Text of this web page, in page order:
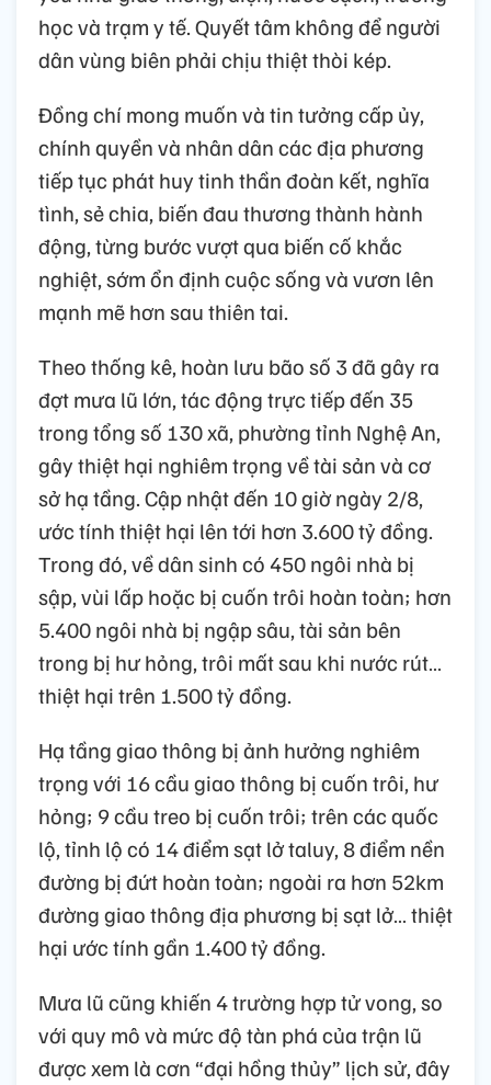
học và trạm y tế. Quyết tâm không để người
dân vùng biên phải chịu thiệt thòi kép.
Đồng chí mong muốn và tin tưởng cấp ủy,
chính quyền và nhân dân các địa phương
tiếp tục phát huy tinh thần đoàn kết, nghĩa
tình, sẻ chia, biến đau thương thành hành
động, từng bước vượt qua biến cố khắc
nghiệt, sớm ổn định cuộc sống và vươn lên
mạnh mẽ hơn sau thiên tai.
Theo thống kê, hoàn lưu bão số 3 đã gây ra
đợt mưa lũ lớn, tác động trực tiếp đến 35
trong tổng số 130 xã, phường tỉnh Nghệ An,
gây thiệt hại nghiêm trọng về tài sản và cơ
sở hạ tầng. Cập nhật đến 10 giờ ngày 2/8,
ước tính thiệt hại lên tới hơn 3.600 tỷ đồng.
Trong đó, về dân sinh có 450 ngôi nhà bị
sập, vùi lấp hoặc bị cuốn trôi hoàn toàn; hơn
5.400 ngôi nhà bị ngập sâu, tài sản bên
trong bị hư hỏng, trôi mất sau khi nước rút…
thiệt hại trên 1.500 tỷ đồng.
Hạ tầng giao thông bị ảnh hưởng nghiêm
trọng với 16 cầu giao thông bị cuốn trôi, hư
hỏng; 9 cầu treo bị cuốn trôi; trên các quốc
lộ, tỉnh lộ có 14 điểm sạt lở taluy, 8 điểm nền
đường bị đứt hoàn toàn; ngoài ra hơn 52km
đường giao thông địa phương bị sạt lở… thiệt
hại ước tính gần 1.400 tỷ đồng.
Mưa lũ cũng khiến 4 trường hợp tử vong, so
với quy mô và mức độ tàn phá của trận lũ
được xem là cơn “đại hồng thủy” lịch sử, đây